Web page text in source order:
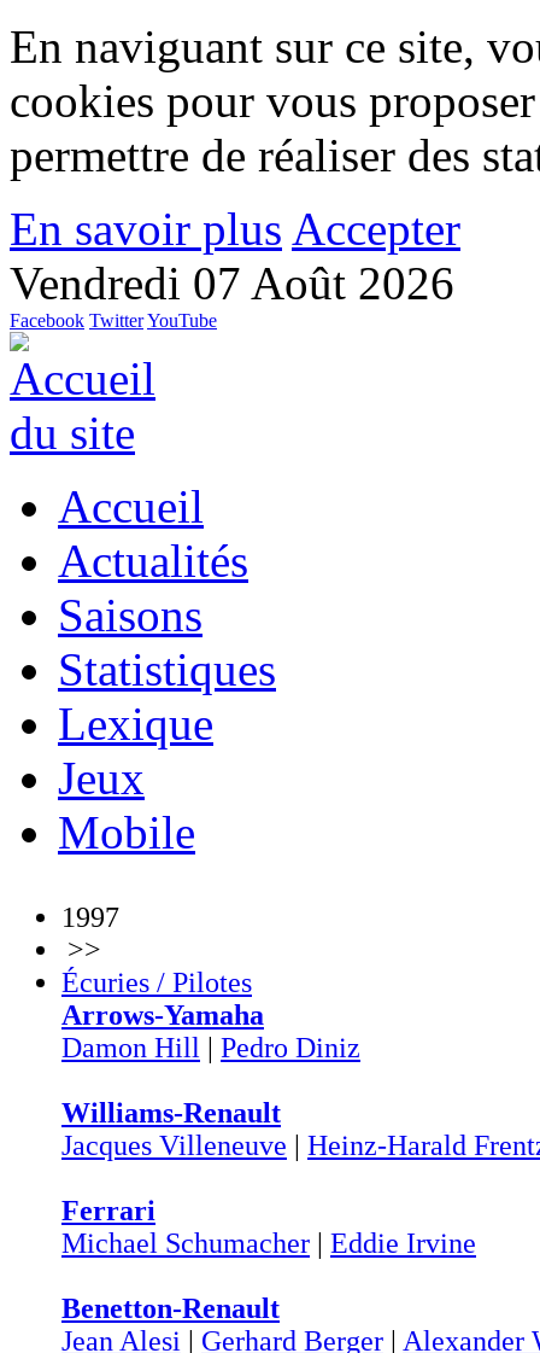
En naviguant sur ce site,
cookies pour vous
permettre de réaliser des
En savoir plus Accepter
Vendredi 07 Août 2026
Facebook TwitterYouTube
Accueil
Actualités
Saisons
Statistiques
Lexique
Jeux
Mobile
1997
>>
Écuries / Pilotes
Arrows-Yamaha
Damon Hill | Pedro Diniz
Williams-Renault
Jacques Villeneuve | Heinz-Harald
Ferrari
Michael Schumacher | Eddie Irvine
Benetton-Renault
Jean Alesi | Gerhard Berger | Alexander